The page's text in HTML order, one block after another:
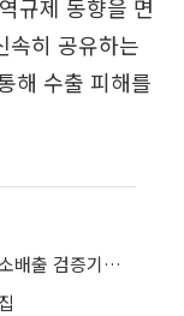
규제 동향을 면
속히 공유하는
해 수출 피해를
유럽 CBAM 대응 나서는 KTR, 프랑스 탄소배출 검증기관과 협약